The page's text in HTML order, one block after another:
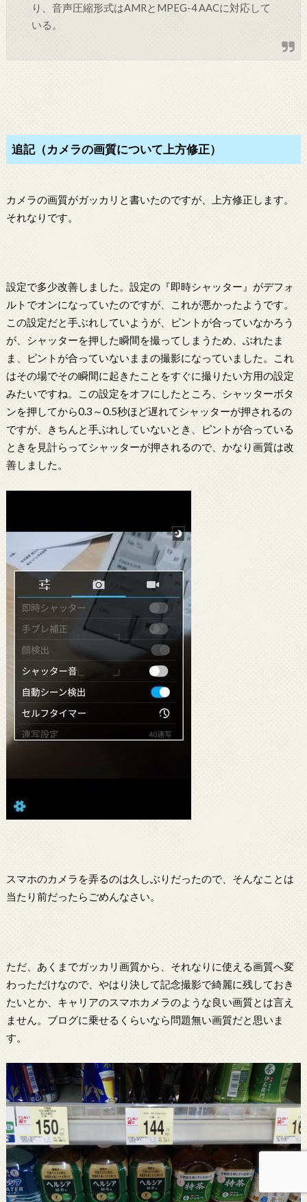
り、音声圧縮形式はAMRとMPEG-4 AACに対応して
いる。
追記（カメラの画質について上方修正）
カメラの画質がガッカリと書いたのですが、上方修正します。
それなりです。
設定で多少改善しました。設定の『即時シャッター』がデフォ
ルトでオンになっていたのですが、これが悪かったようです。
この設定だと手ぶれしていようが、ピントが合っていなかろう
が、シャッターを押した瞬間を撮ってしまうため、ぶれたま
ま、ピントが合っていないままの撮影になっていました。これ
はその場でその瞬間に起きたことをすぐに撮りたい方用の設定
みたいですね。この設定をオフにしたところ、シャッターボタ
ンを押してから0.3～0.5秒ほど遅れてシャッターが押されるの
ですが、きちんと手ぶれしていないとき、ピントが合っている
ときを見計らってシャッターが押されるので、かなり画質は改
善しました。
スマホのカメラを弄るのは久しぶりだったので、そんなことは
当たり前だったらごめんなさい。
ただ、あくまでガッカリ画質から、それなりに使える画質へ変
わっただけなので、やはり決して記念撮影で綺麗に残しておき
たいとか、キャリアのスマホカメラのような良い画質とは言え
ません。ブログに乗せるくらいなら問題無い画質だと思いま
す。